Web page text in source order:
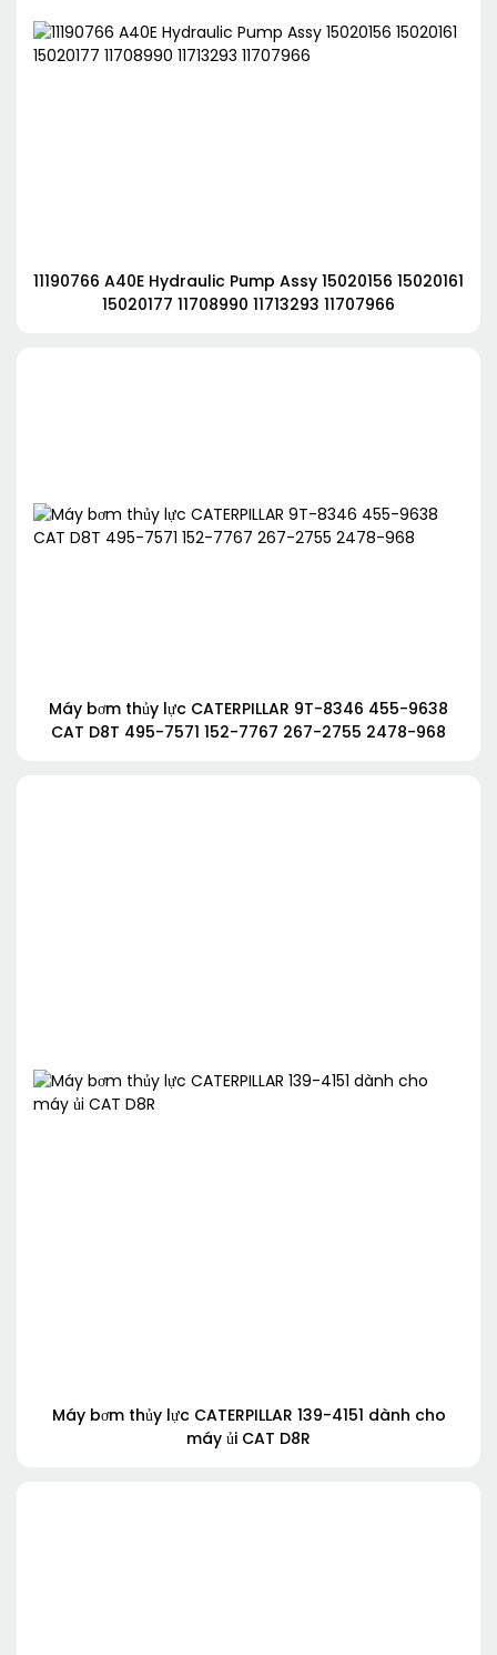
11190766 A40E Hydraulic Pump Assy 15020156 15020161
15020177 11708990 11713293 11707966
Máy bơm thủy lực CATERPILLAR 9T-8346 455-9638
CAT D8T 495-7571 152-7767 267-2755 2478-968
Máy bơm thủy lực CATERPILLAR 139-4151 dành cho
máy ủi CAT D8R